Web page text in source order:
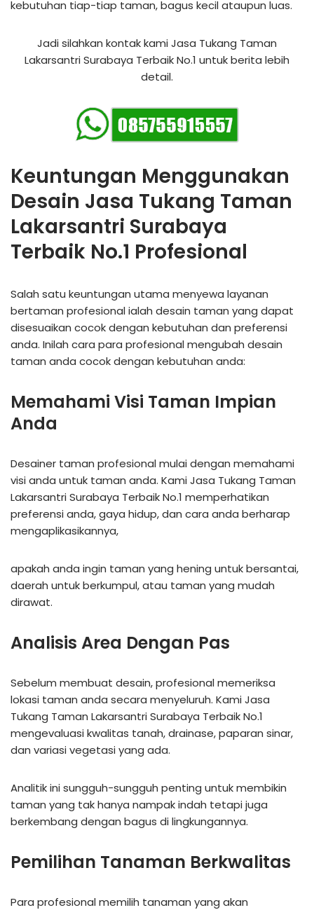
kebutuhan tiap-tiap taman, bagus kecil ataupun luas.
Jadi silahkan kontak kami Jasa Tukang Taman
Lakarsantri Surabaya Terbaik No.1 untuk berita lebih
detail.
Keuntungan Menggunakan
Desain Jasa Tukang Taman
Lakarsantri Surabaya
Terbaik No.1 Profesional
Salah satu keuntungan utama menyewa layanan
bertaman profesional ialah desain taman yang dapat
disesuaikan cocok dengan kebutuhan dan preferensi
anda. Inilah cara para profesional mengubah desain
taman anda cocok dengan kebutuhan anda:
Memahami Visi Taman Impian
Anda
Desainer taman profesional mulai dengan memahami
visi anda untuk taman anda. Kami Jasa Tukang Taman
Lakarsantri Surabaya Terbaik No.1 memperhatikan
preferensi anda, gaya hidup, dan cara anda berharap
mengaplikasikannya,
apakah anda ingin taman yang hening untuk bersantai,
daerah untuk berkumpul, atau taman yang mudah
dirawat.
Analisis Area Dengan Pas
Sebelum membuat desain, profesional memeriksa
lokasi taman anda secara menyeluruh. Kami Jasa
Tukang Taman Lakarsantri Surabaya Terbaik No.1
mengevaluasi kwalitas tanah, drainase, paparan sinar,
dan variasi vegetasi yang ada.
Analitik ini sungguh-sungguh penting untuk membikin
taman yang tak hanya nampak indah tetapi juga
berkembang dengan bagus di lingkungannya.
Pemilihan Tanaman Berkwalitas
Para profesional memilih tanaman yang akan